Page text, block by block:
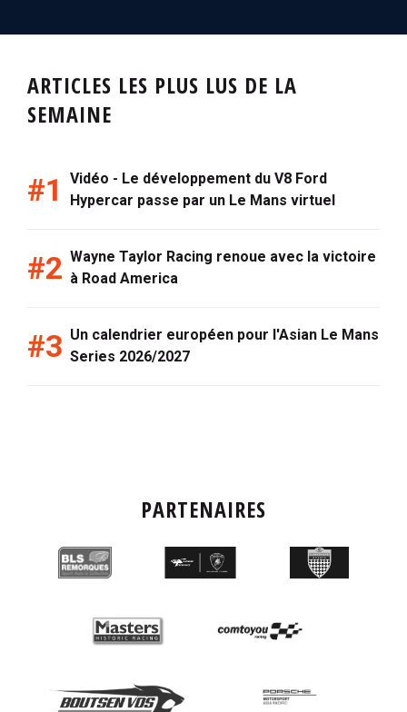
ARTICLES LES PLUS LUS DE LA
SEMAINE
Vidéo - Le développement du V8 Ford
Hypercar passe par un Le Mans virtuel
Wayne Taylor Racing renoue avec la victoire
à Road America
Un calendrier européen pour l'Asian Le Mans
Series 2026/2027
PARTENAIRES